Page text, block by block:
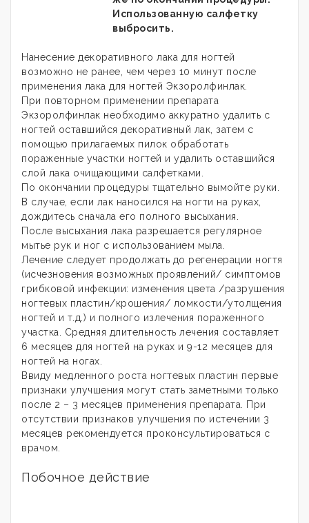
Использованную салфетку
выбросить.
Нанесение декоративного лака для ногтей
возможно не ранее, чем через 10 минут после
применения лака для ногтей Экзоролфинлак.
При повторном применении препарата
Экзоролфинлак необходимо аккуратно удалить с
ногтей оставшийся декоративный лак, затем с
помощью прилагаемых пилок обработать
пораженные участки ногтей и удалить оставшийся
слой лака очищающими салфетками.
По окончании процедуры тщательно вымойте руки.
В случае, если лак наносился на ногти на руках,
дождитесь сначала его полного высыхания.
После высыхания лака разрешается регулярное
мытье рук и ног с использованием мыла.
Лечение следует продолжать до регенерации ногтя
(исчезновения возможных проявлений/ симптомов
грибковой инфекции: изменения цвета /разрушения
ногтевых пластин/крошения/ ломкости/утолщения
ногтей и т.д.) и полного излечения пораженного
участка. Средняя длительность лечения составляет
6 месяцев для ногтей на руках и 9-12 месяцев для
ногтей на ногах.
Ввиду медленного роста ногтевых пластин первые
признаки улучшения могут стать заметными только
после 2 – 3 месяцев применения препарата. При
отсутствии признаков улучшения по истечении 3
месяцев рекомендуется проконсультироваться с
врачом.
Побочное действие